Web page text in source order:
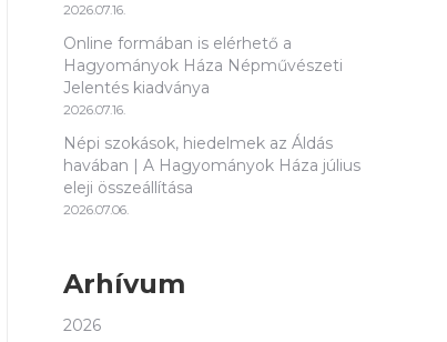
2026.07.16.
Online formában is elérhető a
Hagyományok Háza Népművészeti
Jelentés kiadványa
2026.07.16.
Népi szokások, hiedelmek az Áldás
havában | A Hagyományok Háza július
eleji összeállítása
2026.07.06.
Arhívum
2026